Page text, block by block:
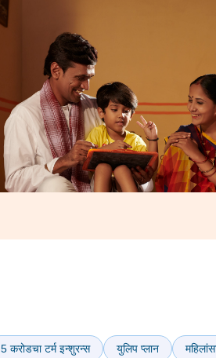
5 करोडचा टर्म इन्शुरन्स युलिप प्लान